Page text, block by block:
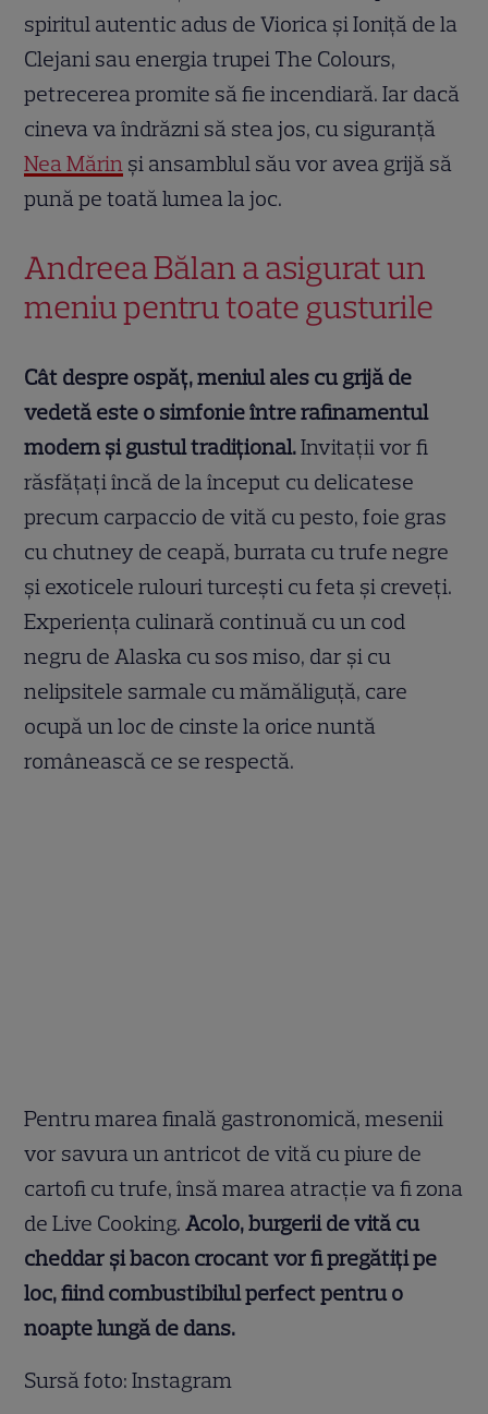
spiritul autentic adus de Viorica și Ioniță de la
Clejani sau energia trupei The Colours,
petrecerea promite să fie incendiară. Iar dacă
cineva va îndrăzni să stea jos, cu siguranță
Nea Mărin și ansamblul său vor avea grijă să
pună pe toată lumea la joc.
Andreea Bălan a asigurat un
meniu pentru toate gusturile
Cât despre ospăț, meniul ales cu grijă de
vedetă este o simfonie între rafinamentul
modern și gustul tradițional.Invitații vor fi
răsfățați încă de la început cu delicatese
precum carpaccio de vită cu pesto, foie gras
cu chutney de ceapă, burrata cu trufe negre
și exoticele rulouri turcești cu feta și creveți.
Experiența culinară continuă cu un cod
negru de Alaska cu sos miso, dar și cu
nelipsitele sarmale cu mămăliguță, care
ocupă un loc de cinste la orice nuntă
românească ce se respectă.
Pentru marea finală gastronomică, mesenii
vor savura un antricot de vită cu piure de
cartofi cu trufe, însă marea atracție va fi zona
de Live Cooking.Acolo, burgerii de vită cu
cheddar și bacon crocant vor fi pregătiți pe
loc, fiind combustibilul perfect pentru o
noapte lungă de dans.
Sursă foto: Instagram